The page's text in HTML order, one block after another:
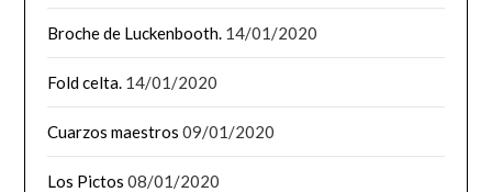
Broche de Luckenbooth. 14/01/2020
Fold celta. 14/01/2020
Cuarzos maestros 09/01/2020
Los Pictos 08/01/2020